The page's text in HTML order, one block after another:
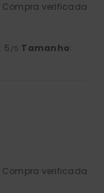
Compra verificada
: 5 /5 Tamanho:
Compra verificada